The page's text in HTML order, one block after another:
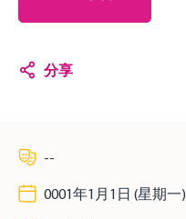
分享
--
0001年1月1日 (星期一)